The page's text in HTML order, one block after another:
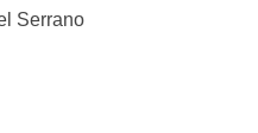
Serrano